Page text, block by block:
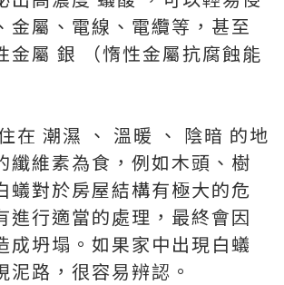
金屬、電線、電纜等，甚至
金屬 銀 （惰性金屬抗腐蝕能
在 潮濕 、 溫暖 、 陰暗 的地
纖維素為食，例如木頭、樹
蟻對於房屋結構有極大的危
進行適當的處理，最終會因
成坍塌。如果家中出現白蟻
泥路，很容易辨認。